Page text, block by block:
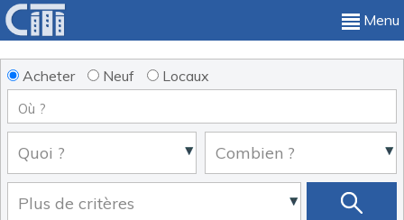
Menu
Acheter Neuf Locaux